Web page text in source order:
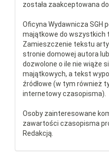
została zaakceptowana
Oficyna Wydawnicza SGH
majątkowe do wszystkich
Zamieszczenie tekstu
stronie domowej autora
dozwolone o ile nie wiąże
majątkowych, a tekst
źródłowe (w tym również
internetowy czasopisma).
Osoby zainteresowane
zawartości czasopisma
Redakcją.